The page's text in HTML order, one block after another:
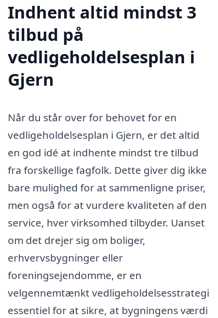
Indhent altid mindst 3
tilbud på
vedligeholdelsesplan i
Gjern
Når du står over for behovet for en
vedligeholdelsesplan i Gjern, er det altid
en god idé at indhente mindst tre tilbud
fra forskellige fagfolk. Dette giver dig ikke
bare mulighed for at sammenligne priser,
men også for at vurdere kvaliteten af den
service, hver virksomhed tilbyder. Uanset
om det drejer sig om boliger,
erhvervsbygninger eller
foreningsejendomme, er en
velgennemtænkt vedligeholdelsesstrategi
essentiel for at sikre, at bygningens værdi